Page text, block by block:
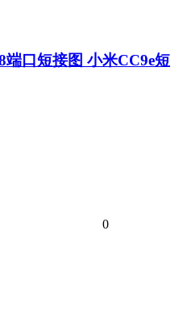
端口短接图 小米CC9e短
0